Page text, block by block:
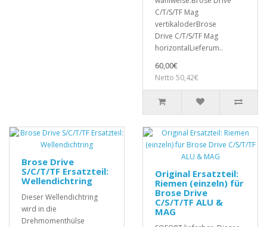
C/T/S/TF Mag
vertikaloderBrose
Drive C/T/S/TF Mag
horizontalLieferum..
60,00€
Netto 50,42€
Brose Drive
S/C/T/TF Ersatzteil:
Wellendichtring
Dieser Wellendichtring
wird in die
Drehmomenthülse
Original Ersatzteil:
Riemen (einzeln) für
Brose Drive
C/S/T/TF ALU &
MAG